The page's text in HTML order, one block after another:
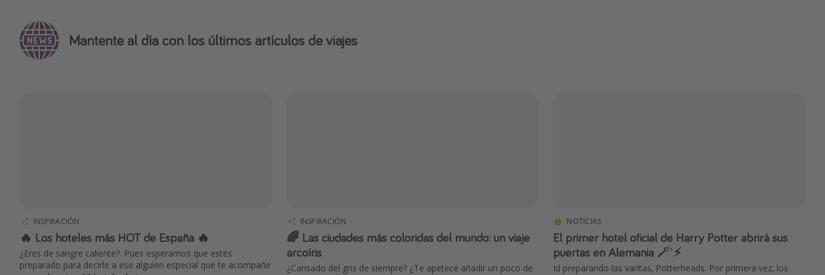
Mantente al día con los últimos artículos de viajes
INSPIRACIÓN
🔥 Los hoteles más HOT de España 🔥
¿Eres de sangre caliente?. Pues esperamos que estés
preparado para decirle a ese alguien especial que te acompañe
INSPIRACIÓN
🌈 Las ciudades más coloridas del mundo: un viaje
arcoíris
¿Cansado del gris de siempre? ¿Te apetece añadir un poco de
NOTICIAS
El primer hotel oficial de Harry Potter abrirá sus
puertas en Alemania 🪄`⚡️
Id preparando las varitas, Potterheads. Por primera vez, los